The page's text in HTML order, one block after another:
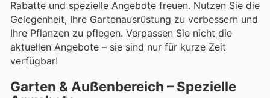
Rabatte und spezielle Angebote freuen. Nutzen Sie die
Gelegenheit, Ihre Gartenausrüstung zu verbessern und
Ihre Pflanzen zu pflegen. Verpassen Sie nicht die
aktuellen Angebote – sie sind nur für kurze Zeit
verfügbar!
Garten & Außenbereich – Spezielle